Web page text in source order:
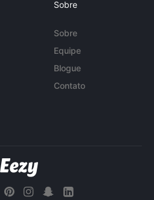
Sobre
Sobre
Equipe
Blogue
Contato